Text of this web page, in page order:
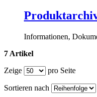
Informationen,
7 Artikel
Zeige
pro Seite
Sortieren nach